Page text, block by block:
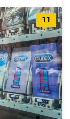
11